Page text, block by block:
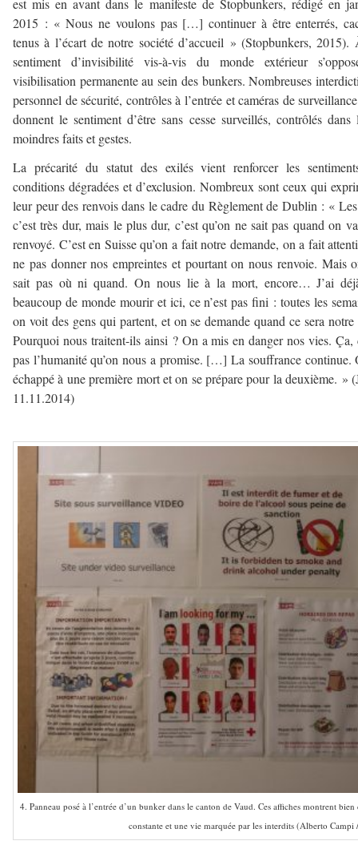
est mis en avant dans le manifeste de Stopbunkers, rédigé en
2015 : « Nous ne voulons pas […] continuer à être enterrés,
tenus à l’écart de notre société d’accueil » (Stopbunkers, 2015).
sentiment d’invisibilité vis-à-vis du monde extérieur
visibilisation permanente au sein des bunkers. Nombreuses
personnel de sécurité, contrôles à l’entrée et caméras de
donnent le sentiment d’être sans cesse surveillés, contrôlés dans
moindres faits et gestes.
La précarité du statut des exilés vient renforcer les
conditions dégradées et d’exclusion. Nombreux sont ceux qui
leur peur des renvois dans le cadre du Règlement de Dublin : «
c’est très dur, mais le plus dur, c’est qu’on ne sait pas quand on
renvoyé. C’est en Suisse qu’on a fait notre demande, on a fait
ne pas donner nos empreintes et pourtant on nous renvoie. Mais
sait pas où ni quand. On nous lie à la mort, encore… J’ai
beaucoup de monde mourir et ici, ce n’est pas fini : toutes les
on voit des gens qui partent, et on se demande quand ce sera notre
Pourquoi nous traitent-ils ainsi ? On a mis en danger nos vies. Ça,
pas l’humanité qu’on nous a promise. […] La souffrance continue.
échappé à une première mort et on se prépare pour la deuxième. »
11.11.2014)
4. Panneau posé à l’entrée d’un bunker dans le canton de Vaud. Ces affiches montrent
constante et une vie marquée par les interdits (Alberto Campi